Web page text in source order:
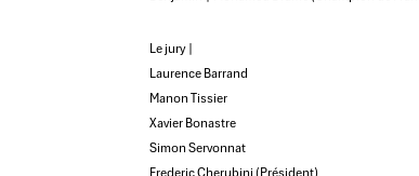
Le jury |
Laurence Barrand
Manon Tissier
Xavier Bonastre
Simon Servonnat